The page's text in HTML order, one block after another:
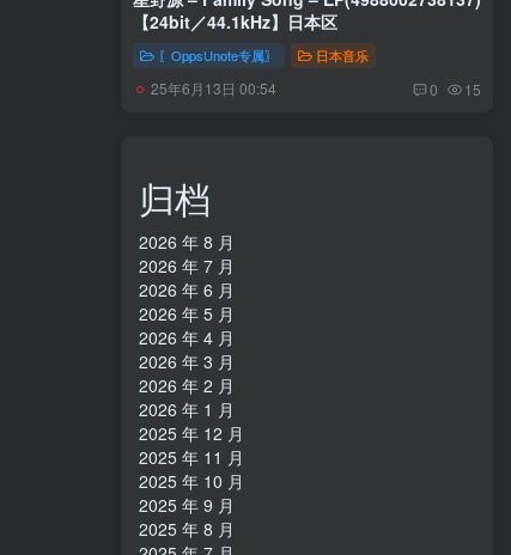
【24bit／44.1kHz】日本区
〖OppsUnote专属〗 日本音乐
25年6月13日 00:54 0 15
归档
2026 年 8 月
2026 年 7 月
2026 年 6 月
2026 年 5 月
2026 年 4 月
2026 年 3 月
2026 年 2 月
2026 年 1 月
2025 年 12 月
2025 年 11 月
2025 年 10 月
2025 年 9 月
2025 年 8 月